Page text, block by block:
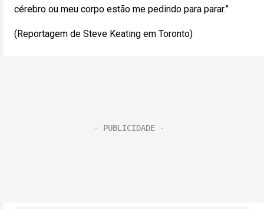
cérebro ou meu corpo estão me pedindo para parar.”
(Reportagem de Steve Keating em Toronto)